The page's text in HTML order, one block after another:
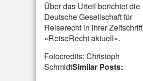
Über das Urteil berichtet die
Deutsche Gesellschaft für
Reiserecht in ihrer Zeitschrift
«ReiseRecht aktuell».
Fotocredits: Christoph
SchmidtSimilar Posts: